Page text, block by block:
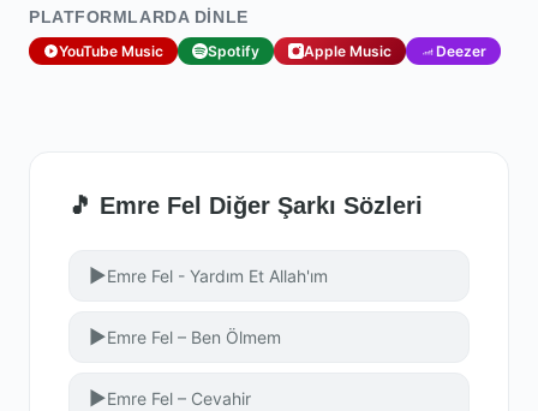
PLATFORMLARDA DINLE
YouTube Music Spotify Apple Music Deezer
🎵 Emre Fel Diğer Şarkı Sözleri
▶Emre Fel - Yardım Et Allah'ım
▶Emre Fel – Ben Ölmem
▶Emre Fel – Cevahir